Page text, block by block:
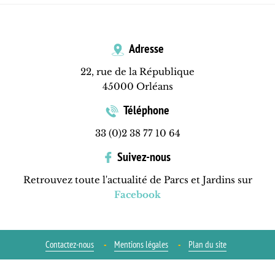
Adresse
22, rue de la République
45000 Orléans
Téléphone
33 (0)2 38 77 10 64
Suivez-nous
Retrouvez toute l'actualité de Parcs et Jardins sur
Facebook
Contactez-nous Mentions légales Plan du site